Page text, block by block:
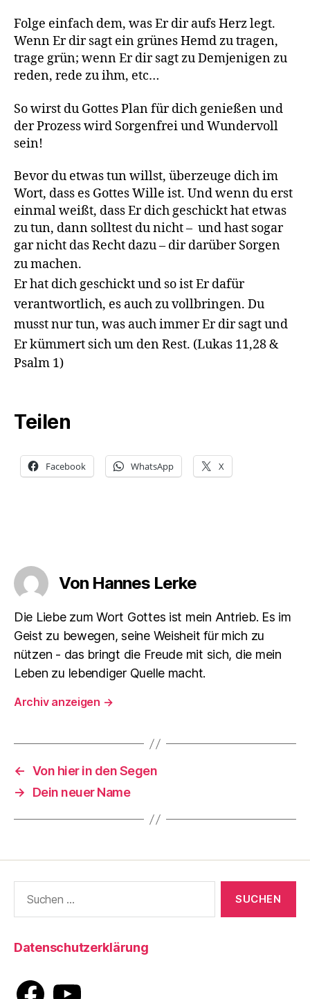
Folge einfach dem, was Er dir aufs Herz legt.
Wenn Er dir sagt ein grünes Hemd zu tragen,
trage grün; wenn Er dir sagt zu Demjenigen zu
reden, rede zu ihm, etc…
So wirst du Gottes Plan für dich genießen und
der Prozess wird Sorgenfrei und Wundervoll
sein!
Bevor du etwas tun willst, überzeuge dich im
Wort, dass es Gottes Wille ist. Und wenn du erst
einmal weißt, dass Er dich geschickt hat etwas
zu tun, dann solltest du nicht – und hast sogar
gar nicht das Recht dazu – dir darüber Sorgen
zu machen.
Er hat dich geschickt und so ist Er dafür
verantwortlich, es auch zu vollbringen. Du
musst nur tun, was auch immer Er dir sagt und
Er kümmert sich um den Rest. (Lukas 11,28 &
Psalm 1)
Teilen
Facebook WhatsApp X
Von Hannes Lerke
Die Liebe zum Wort Gottes ist mein Antrieb. Es im
Geist zu bewegen, seine Weisheit für mich zu
nützen - das bringt die Freude mit sich, die mein
Leben zu lebendiger Quelle macht.
Archiv anzeigen →
← Von hier in den Segen
→
Dein neuer Name
nach:
Datenschutzerklärung
FacebookYouTube